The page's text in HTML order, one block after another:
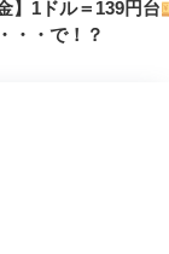
】1ドル＝139円台
・・で！？